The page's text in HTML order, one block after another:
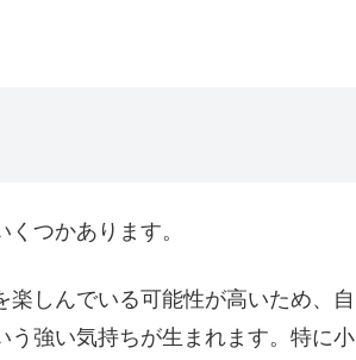
つかあります。
しんでいる可能性が高いため、自
強い気持ちが生まれます。特に小